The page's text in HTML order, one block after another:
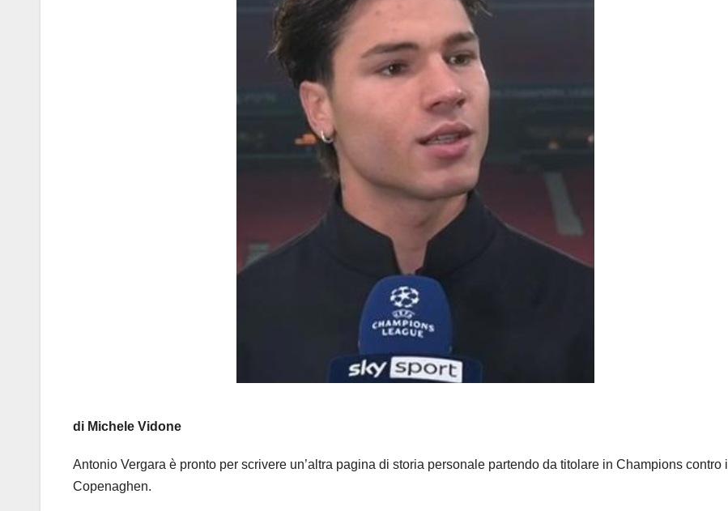
di Michele Vidone
Antonio Vergara è pronto per scrivere un’altra pagina di storia personale partendo da titolare in Champions contro il
Copenaghen.